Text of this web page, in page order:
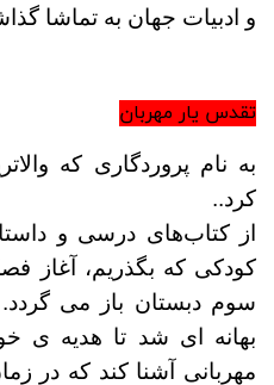
و ادبیات جهان به تماشا
تقدس یار مهربان
به نام پروردگاری که
کرد..
از کتاب‌های درسی و
کودکی که بگذریم، آغاز
سوم دبستان باز می
بهانه ای شد تا هدیه ی
مهربانی آشنا کند که در